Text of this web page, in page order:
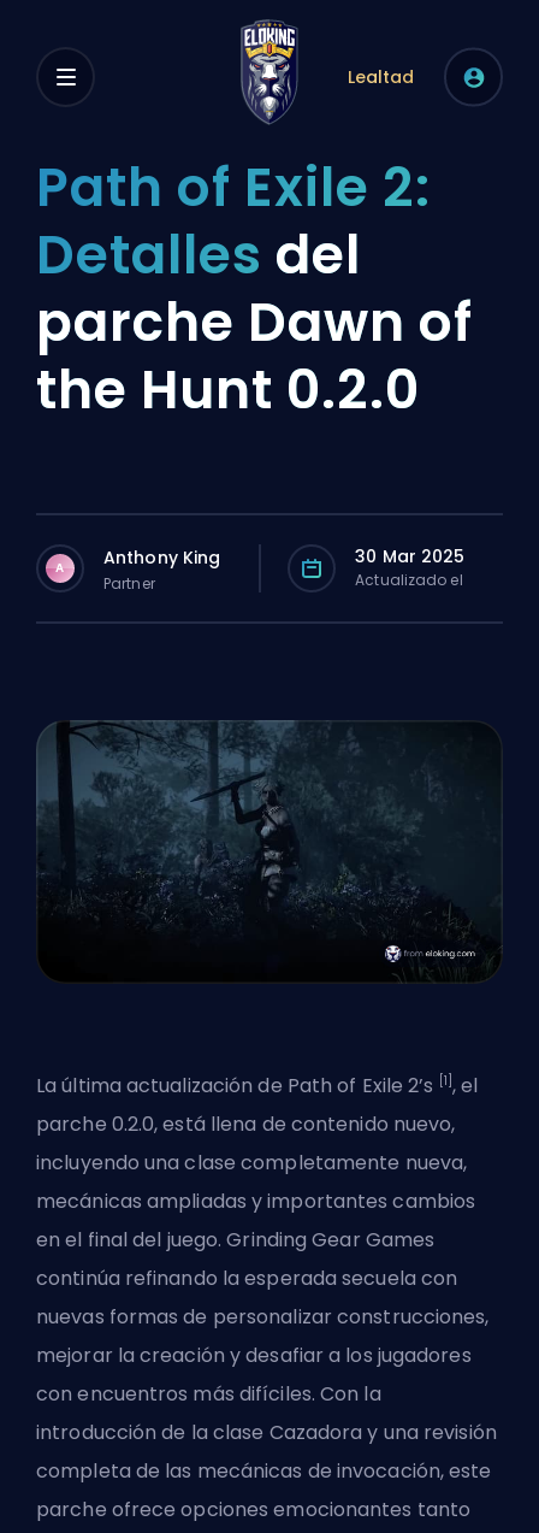
Lealtad
Path of Exile 2:
Detalles del
parche Dawn of
the Hunt 0.2.0
A Anthony King
Partner
30 Mar 2025
Actualizado el
La última actualización de Path of Exile 2’s [1] , el
parche 0.2.0, está llena de contenido nuevo,
incluyendo una clase completamente nueva,
mecánicas ampliadas y importantes cambios
en el final del juego. Grinding Gear Games
continúa refinando la esperada secuela con
nuevas formas de personalizar construcciones,
mejorar la creación y desafiar a los jugadores
con encuentros más difíciles. Con la
introducción de la clase Cazadora y una revisión
completa de las mecánicas de invocación, este
parche ofrece opciones emocionantes tanto